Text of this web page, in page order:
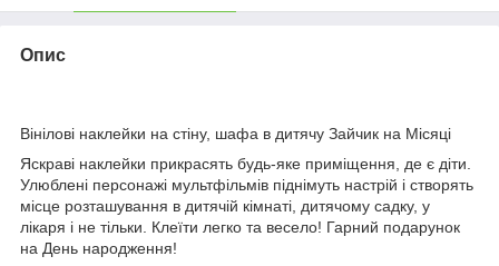
Опис
Вінілові наклейки на стіну, шафа в дитячу Зайчик на Місяці
Яскраві наклейки прикрасять будь-яке приміщення, де є діти.
Улюблені персонажі мультфільмів піднімуть настрій і створять
місце розташування в дитячій кімнаті, дитячому садку, у
лікаря і не тільки. Клеїти легко та весело! Гарний подарунок
на День народження!